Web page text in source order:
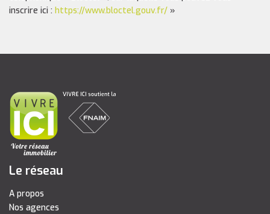
inscrire ici : https://www.bloctel.gouv.fr/ »
Le réseau
A propos
Nos agences